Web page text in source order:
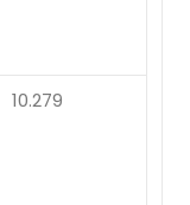
10.279